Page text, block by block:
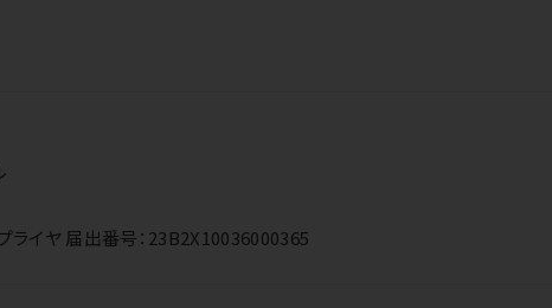
イヤ 届出番号：23B2X10036000365